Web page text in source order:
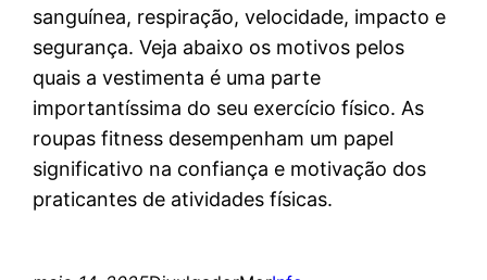
sanguínea, respiração, velocidade, impacto e
segurança. Veja abaixo os motivos pelos
quais a vestimenta é uma parte
importantíssima do seu exercício físico. As
roupas fitness desempenham um papel
significativo na confiança e motivação dos
praticantes de atividades físicas.